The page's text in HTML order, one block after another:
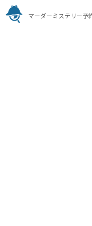
マーダーミステリー予